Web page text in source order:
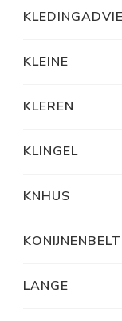
KLEINE
KLEREN
KLINGEL
KNHUS
LANGE